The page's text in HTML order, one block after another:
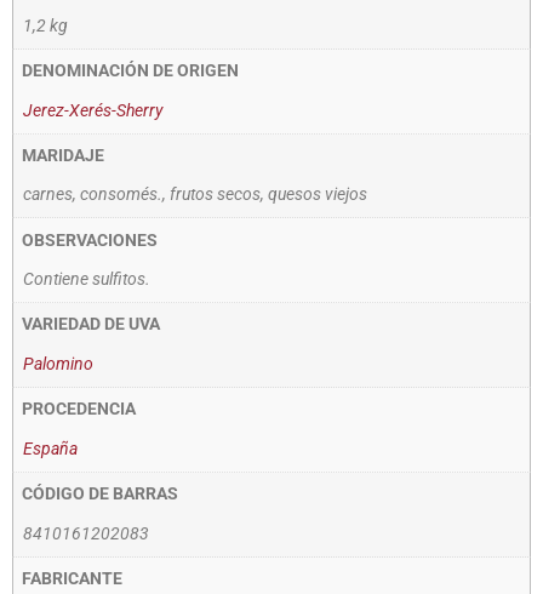
1,2 kg
DENOMINACIÓN DE ORIGEN
Jerez-Xerés-Sherry
MARIDAJE
carnes, consomés., frutos secos, quesos viejos
OBSERVACIONES
Contiene sulfitos.
VARIEDAD DE UVA
Palomino
PROCEDENCIA
España
CÓDIGO DE BARRAS
8410161202083
FABRICANTE